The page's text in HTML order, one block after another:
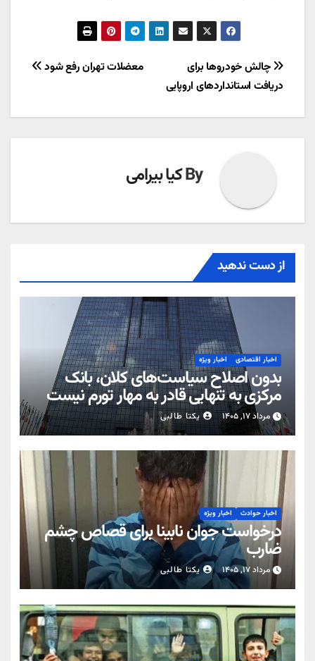
راهبری
نوشته
معضلات تهران رفع شود
چالش خودروها برای
دریافت استانداردهای اروپایی
Byکیا بیرامی
از دست ندهید
اخبار اقتصادی اخبار ویژه
بدون اصلاح سیاست‌های کلان، بانک
مرکزی به تنهایی قادر به مهار تورم نیست
مرداد ۱۷, ۱۴۰۵ یکتا طالبی
اخبار حوادث اخبار ویژه
درخواست جوان نابینا برای قصاص چشم
ضارب
مرداد ۱۷, ۱۴۰۵ یکتا طالبی